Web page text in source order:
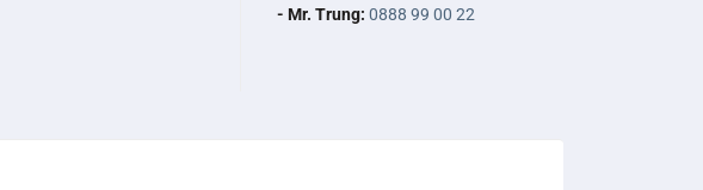
- Mr. Trung: 0888 99 00 22